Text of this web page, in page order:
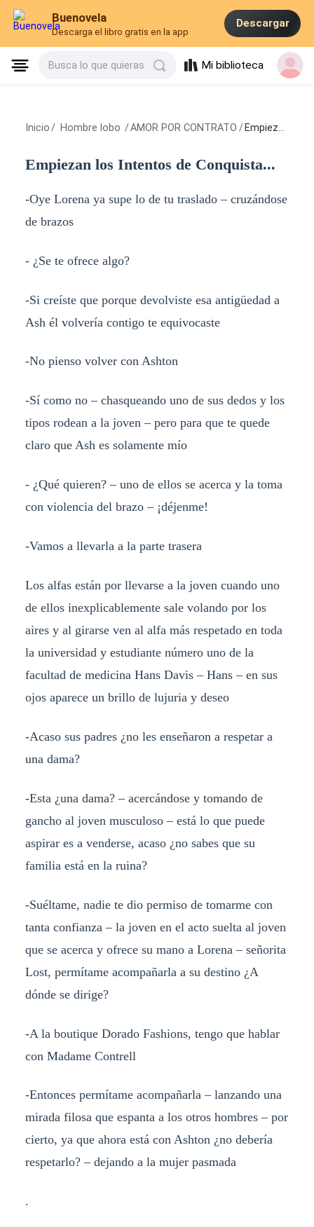
Buenovela
Descarga el libro gratis en la app
Descargar
Busca lo que quieras Mi biblioteca
Inicio / Hombre lobo /AMOR POR CONTRATO / Empiezan los Intentos de Conquista...
Empiezan los Intentos de Conquista...
-Oye Lorena ya supe lo de tu traslado – cruzándose
de brazos
- ¿Se te ofrece algo?
-Si creíste que porque devolviste esa antigüedad a
Ash él volvería contigo te equivocaste
-No pienso volver con Ashton
-Sí como no – chasqueando uno de sus dedos y los
tipos rodean a la joven – pero para que te quede
claro que Ash es solamente mío
- ¿Qué quieren? – uno de ellos se acerca y la toma
con violencia del brazo – ¡déjenme!
-Vamos a llevarla a la parte trasera
Los alfas están por llevarse a la joven cuando uno
de ellos inexplicablemente sale volando por los
aires y al girarse ven al alfa más respetado en toda
la universidad y estudiante número uno de la
facultad de medicina Hans Davis – Hans – en sus
ojos aparece un brillo de lujuria y deseo
-Acaso sus padres ¿no les enseñaron a respetar a
una dama?
-Esta ¿una dama? – acercándose y tomando de
gancho al joven musculoso – está lo que puede
aspirar es a venderse, acaso ¿no sabes que su
familia está en la ruina?
-Suéltame, nadie te dio permiso de tomarme con
tanta confianza – la joven en el acto suelta al joven
que se acerca y ofrece su mano a Lorena – señorita
Lost, permítame acompañarla a su destino ¿A
dónde se dirige?
-A la boutique Dorado Fashions, tengo que hablar
con Madame Contrell
-Entonces permítame acompañarla – lanzando una
mirada filosa que espanta a los otros hombres – por
cierto, ya que ahora está con Ashton ¿no debería
respetarlo? – dejando a la mujer pasmada
.